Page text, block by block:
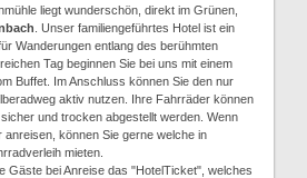
liegt wunderschön, direkt im Grünen,
. Unser familiengeführtes Hotel ist ein
Wanderungen entlang des berühmten
Tag beginnen Sie bei uns mit einem
Buffet. Im Anschluss können Sie den nur
aktiv nutzen. Ihre Fahrräder können
und trocken abgestellt werden. Wenn
anreisen, können Sie gerne welche in
mieten.
Gäste bei Anreise das "HotelTicket", welches